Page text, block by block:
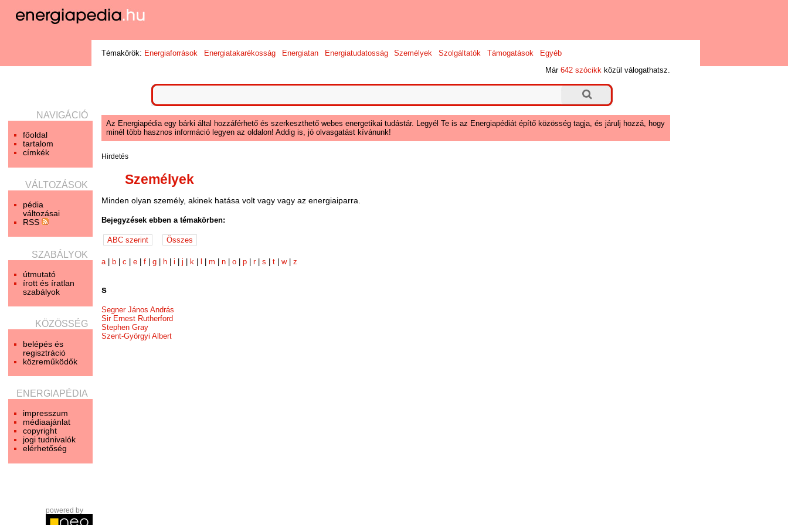
NAVIGÁCIÓ
főoldal
tartalom
címkék
VÁLTOZÁSOK
pédia
változásai
RSS
SZABÁLYOK
útmutató
írott és íratlan
szabályok
KÖZÖSSÉG
belépés és
regisztráció
közreműködők
ENERGIAPÉDIA
impresszum
médiaajánlat
copyright
jogi tudnivalók
elérhetőség
powered by
Témakörök: Energiaforrások Energiatakarékosság Energiatan Energiatudatosság Személyek Szolgáltatók Támogatások
Egyéb
Már642 szócikk közül válogathatsz.
Az Energiapédia egy bárki által hozzáférhető és szerkeszthető webes energetikai tudástár. Legyél Te is az Energiapédiát építő közösség tagja, és járulj hozzá, hogy
minél több hasznos információ legyen az oldalon! Addig is, jó olvasgatást kívánunk!
Hirdetés
Személyek
Minden olyan személy, akinek hatása volt vagy vagy az energiaiparra.
Bejegyzések ebben a témakörben:
a b |c |e |f |g h |i |j k |m |n |o |p |r|s |t |w|z
s
Segner János András
Sir Ernest Rutherford
Stephen Gray
Szent-Györgyi Albert